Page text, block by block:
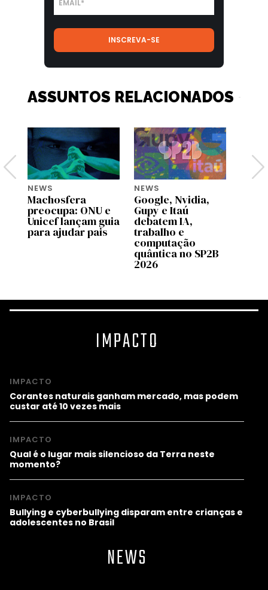
ASSUNTOS RELACIONADOS
NEWS
Machosfera
preocupa: ONU e
Unicef lançam guia
para ajudar pais
NEWS
Google, Nvidia,
Gupy e Itaú
debatem IA,
trabalho e
computação
quântica no SP2B
2026
IMPACTO
IMPACTO
Corantes naturais ganham mercado, mas podem
custar até 10 vezes mais
IMPACTO
Qual é o lugar mais silencioso da Terra neste
momento?
IMPACTO
Bullying e cyberbullying disparam entre crianças e
adolescentes no Brasil
NEWS